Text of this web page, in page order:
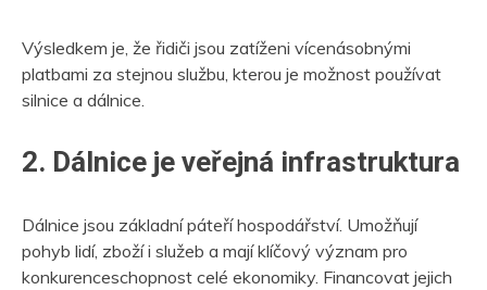
Výsledkem je, že řidiči jsou zatíženi vícenásobnými
platbami za stejnou službu, kterou je možnost používat
silnice a dálnice.
2. Dálnice je veřejná infrastruktura
Dálnice jsou základní páteří hospodářství. Umožňují
pohyb lidí, zboží i služeb a mají klíčový význam pro
konkurenceschopnost celé ekonomiky. Financovat jejich